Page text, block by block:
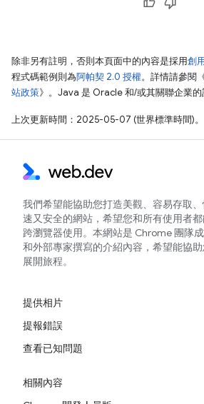
除非另有註明，否則本頁面中的內容是採用創
程式碼範例則為阿帕契 2.0 授權。詳情請參閱
站政策》。Java 是 Oracle 和/或其關聯企業的
上次更新時間：2025-05-07 (世界標準時間)。
我們希望能協助您打造美觀、容易存取
速又安全的網站，希望您和所有使用者
跨瀏覽器使用。本網站是 Chrome 團隊
和外部專家撰寫的介紹內容，希望能協
展開旅程。
提供相片
提報錯誤
查看已知問題
相關內容